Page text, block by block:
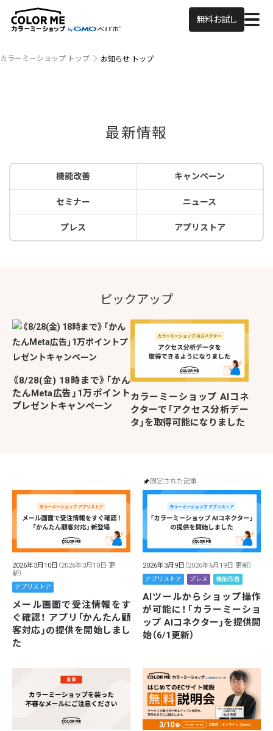
無料お試し
カラーミーショップ トップ お知らせ トップ
最新情報
機能改善 キャンペーン
セミナー ニュース
プレス アプリストア
ピックアップ
《8/28(金) 18時まで》「かん
たんMeta広告」1万ポイント
プレゼントキャンペーン
カラーミーショップ AIコネ
クターで「アクセス分析デー
タ」を取得可能になりました
2026年3月10日 （2026年3月10日 更
新）
アプリストア
メール画面で受注情報をす
ぐ確認！ アプリ「かんたん顧
客対応」の提供を開始しまし
た
固定された記事
2026年3月9日 （2026年6月19日 更新）
アプリストア プレス 機能改善
AIツールからショップ操作
が可能に！「カラーミーショ
ップ AIコネクター」を提供開
始（6/1更新）